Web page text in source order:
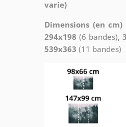
varie)
Dimensions (en cm)
294x198 (6 bandes),
539x363 (11 bandes)